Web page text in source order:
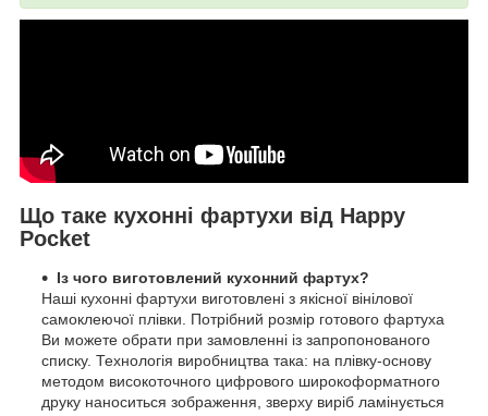
Що таке кухонні фартухи від Happy
Pocket
Із чого виготовлений кухонний фартух?
Наші кухонні фартухи виготовлені з якісної вінілової
самоклеючої плівки. Потрібний розмір готового фартуха
Ви можете обрати при замовленні із запропонованого
списку. Технологія виробництва така: на плівку-основу
методом високоточного цифрового широкоформатного
друку наноситься зображення, зверху виріб ламінується